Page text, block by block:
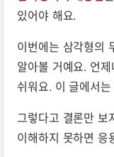
있어야 해요.
이번에는 삼각형의
알아볼 거예요. 언
쉬워요. 이 글에서
그렇다고 결론만 보
이해하지 못하면 응